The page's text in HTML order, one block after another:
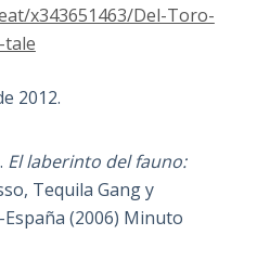
x343651463/Del-Toro-
2012.
El laberinto del fauno:
Tequila Gang y
(2006) Minuto